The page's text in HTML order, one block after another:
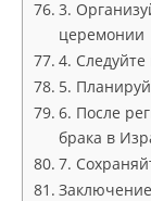
3.
церемонии
4.
5.
6. После
брака в
7.
Заключение